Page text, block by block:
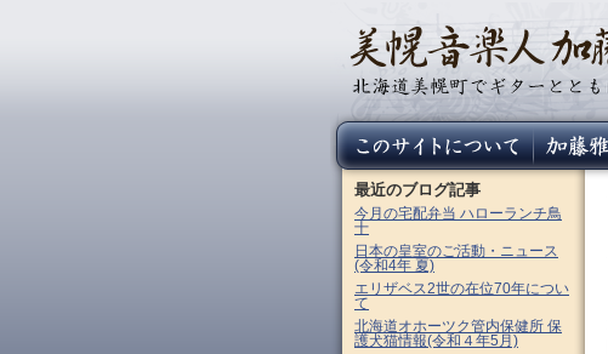
最近のブログ記事
今月の宅配弁当 ハローランチ鳥
十
日本の皇室のご活動・ニュース
(令和4年 夏)
エリザベス2世の在位70年につい
て
北海道オホーツク管内保健所 保
護犬猫情報(令和４年5月)